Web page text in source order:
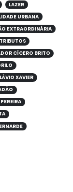
LAZER
URBANA
EXTRAORDINÁRIA
TRIBUTOS
CÍCERO BRITO
XAVIER